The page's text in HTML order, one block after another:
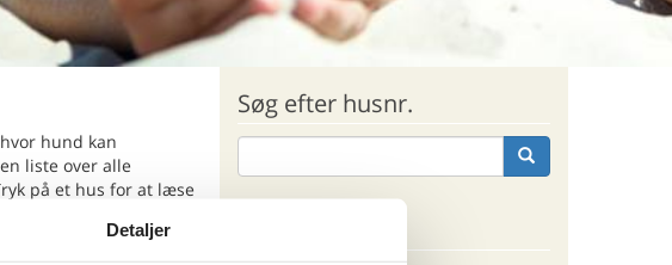
hund kan
liste over alle
på et hus for at læse
Søg efter husnr.
Detaljer